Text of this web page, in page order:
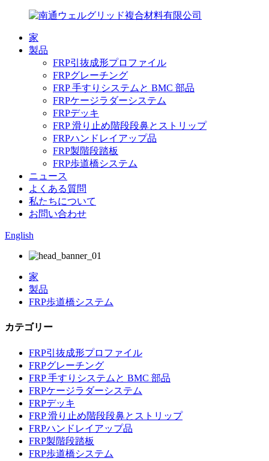
家
製品
FRP引抜成形プロファイル
FRPグレーチング
FRP 手すりシステムと BMC 部品
FRPケージラダーシステム
FRPデッキ
FRP 滑り止め階段段鼻とストリップ
FRPハンドレイアップ品
FRP製階段踏板
FRP歩道橋システム
ニュース
よくある質問
私たちについて
お問い合わせ
English
家
製品
FRP歩道橋システム
カテゴリー
FRP引抜成形プロファイル
FRPグレーチング
FRP 手すりシステムと BMC 部品
FRPケージラダーシステム
FRPデッキ
FRP 滑り止め階段段鼻とストリップ
FRPハンドレイアップ品
FRP製階段踏板
FRP歩道橋システム